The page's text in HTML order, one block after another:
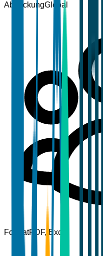
AbdeckungGlobal
FormatPDF, Excel